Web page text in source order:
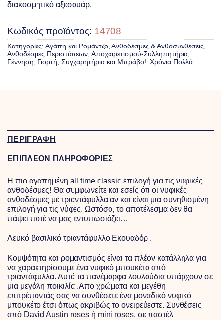
διακοσμητικό αξεσουάρ.
Κωδικός προϊόντος: 14708
Κατηγορίες: Αγάπη και Ρομάντζο, Ανθοδέσμες & Ανθοσυνθέσεις,
Ανθοδέσμες Περιστάσεων, Αποχαιρετισμού-Συλληπητήρια,
Γέννηση, Γιορτή, Συγχαρητήρια και Μπράβο!, Χρόνια Πολλά
ΠΕΡΙΓΡΑΦΗ
ΕΠΙΠΛΕΟΝ ΠΛΗΡΟΦΟΡΙΕΣ
Η πιο αγαπημένη all time classic επιλογή για τις νυφικές
ανθοδέσμες! Θα συμφωνείτε και εσείς ότι οι νυφικές
ανθοδέσμες με τριαντάφυλλα αν και είναι μια συνηθισμένη
επιλογή για τις νύφες. Ωστόσο, το αποτέλεσμα δεν θα
πάψει ποτέ να μας εντυπωσιάζει…
Λευκό βασιλικό τριαντάφυλλο Εκουαδόρ .
Κομψότητα και ρομαντισμός είναι τα πλέον κατάλληλα για
να χαρακτηρίσουμε ένα νυφικό μπουκέτο από
τριαντάφυλλα. Αυτά τα πανέμορφα λουλούδια υπάρχουν σε
μια μεγάλη ποικιλία .Απο χρώματα και μεγέθη
επιτρέποντάς σας να συνθέσετε ένα μοναδικό νυφικό
μπουκέτο έτσι όπως ακριβώς το ονειρεύεστε. Συνθέσεις
από David Austin roses ή mini roses, σε παστέλ